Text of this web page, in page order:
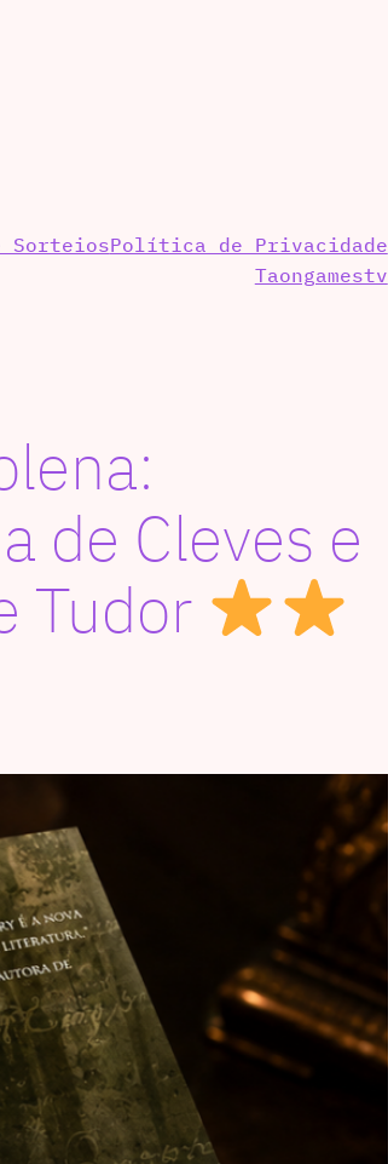
SorteiosPolítica de Privacidade
Taongamestv
de Cleves e
Tudor